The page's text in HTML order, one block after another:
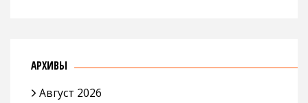
АРХИВЫ
Август 2026